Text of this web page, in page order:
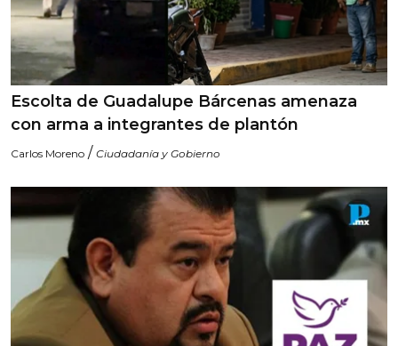
Escolta de Guadalupe Bárcenas amenaza
con arma a integrantes de plantón
Carlos Moreno / Ciudadanía y Gobierno